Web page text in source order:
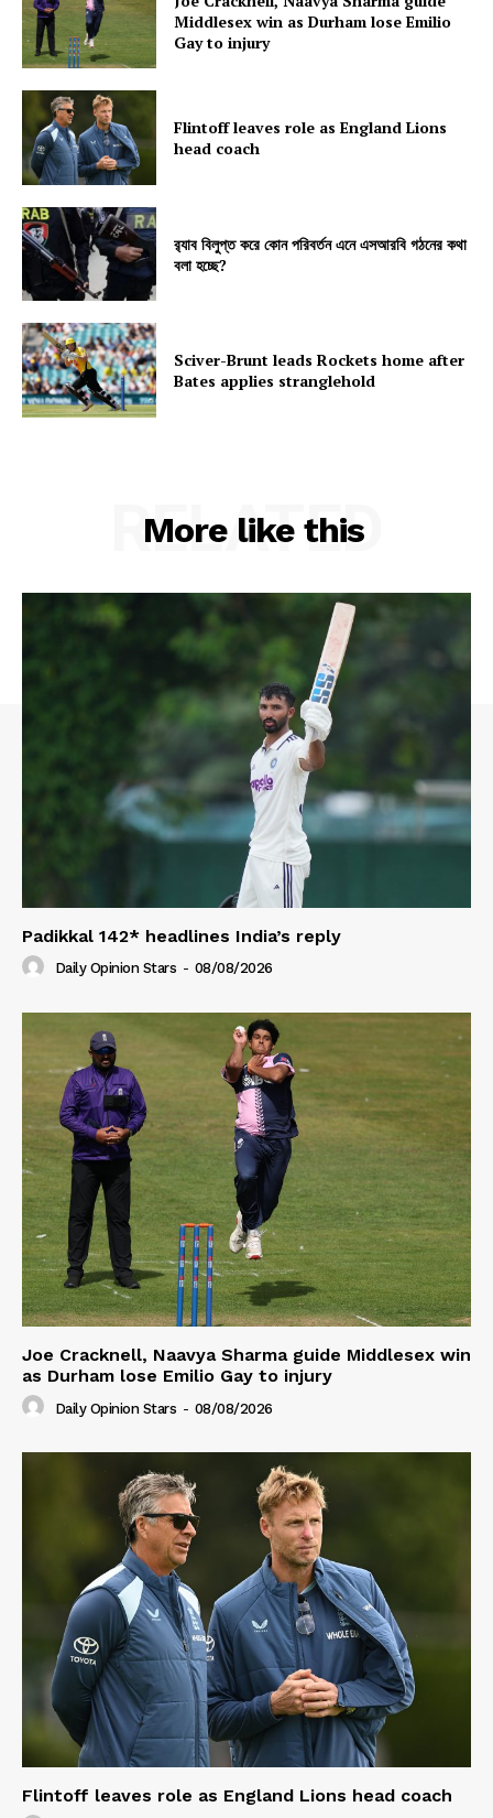
Middlesex win as Durham lose Emilio
Gay to injury
Flintoff leaves role as England Lions
head coach
র‍্যাব বিলুপ্ত করে কোন পরিবর্তন এনে এসআরবি গঠনের কথা
বলা হচ্ছে?
Sciver-Brunt leads Rockets home after
Bates applies stranglehold
More like this
RELATED
Padikkal 142* headlines India’s reply
Daily Opinion Stars - 08/08/2026
Joe Cracknell, Naavya Sharma guide Middlesex win
as Durham lose Emilio Gay to injury
Daily Opinion Stars - 08/08/2026
Flintoff leaves role as England Lions head coach